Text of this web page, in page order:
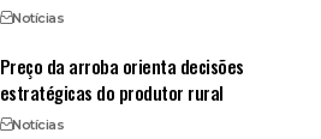
Notícias
Preço da arroba orienta decisões
estratégicas do produtor rural
Notícias